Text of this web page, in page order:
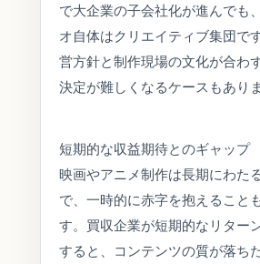
で大企業の子会社化が進んでも
オ自体はクリエイティブ集団で
営方針と制作現場の文化が合わ
決定が難しくなるケースもありま
短期的な収益期待とのギャップ
映画やアニメ制作は長期にわた
で、一時的に赤字を抱えること
す。買収企業が短期的なリター
すると、コンテンツの質が落ち